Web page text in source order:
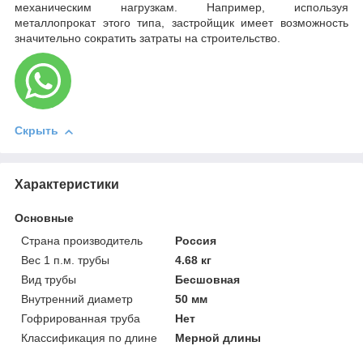
механическим нагрузкам. Например, используя
металлопрокат этого типа, застройщик имеет возможность
значительно сократить затраты на строительство.
Скрыть
Характеристики
Основные
Страна производитель
Россия
Вес 1 п.м. трубы
4.68 кг
Вид трубы
Бесшовная
Внутренний диаметр
50 мм
Гофрированная труба
Нет
Классификация по длине
Мерной длины